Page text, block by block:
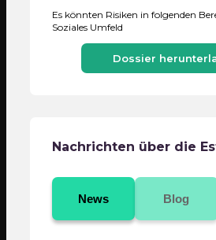
Real Estate Pilot AG
onOffice GmbH
mein-banker
Heinkelein & Fißler PartG mbB
Es könnten Risiken in folgenden
Soziales Umfeld
Dossier
Nachrichten über die
News Blog